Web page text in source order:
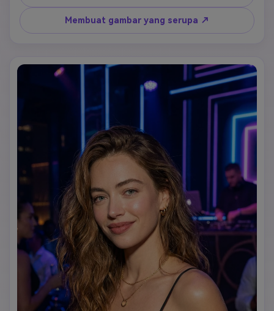
The person is enjoying a casual party scene with neon
lights, soft colorful lighting, and a relaxed club or party
environment.
High realism, no filters, no cartoon effect, no artificial
exaggeration.
Looks like a spontaneous party photo taken by a friend.
Membuat gambar yang serupa ↗